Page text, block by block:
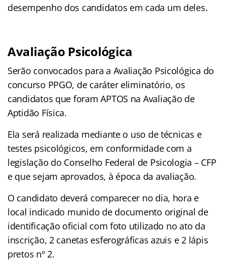
desempenho dos candidatos em cada um deles.
Avaliação Psicológica
Serão convocados para a Avaliação Psicológica do
concurso PPGO, de caráter eliminatório, os
candidatos que foram APTOS na Avaliação de
Aptidão Física.
Ela será realizada mediante o uso de técnicas e
testes psicológicos, em conformidade com a
legislação do Conselho Federal de Psicologia – CFP
e que sejam aprovados, à época da avaliação.
O candidato deverá comparecer no dia, hora e
local indicado munido de documento original de
identificação oficial com foto utilizado no ato da
inscrição, 2 canetas esferográficas azuis e 2 lápis
pretos nº 2.